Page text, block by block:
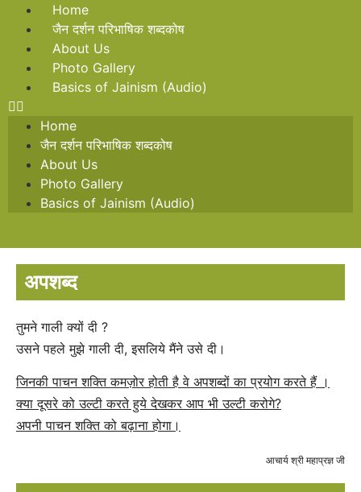
Home
जैन दर्शन परिभाषिक शब्दकोष
About Us
Photo Gallery
Basics of Jainism (Audio)
Home
जैन दर्शन परिभाषिक शब्दकोष
About Us
Photo Gallery
Basics of Jainism (Audio)
अपशब्द
तुमने गाली क्यों दी ?
उसने पहले मुझे गाली दी, इसलिये मैंने उसे दी।
जिनकी पाचन शक्ति कमज़ोरहोती है वे अपशब्दों का प्रयोग करते हैं ।
क्या दूसरे को उल्टी करते हुये देखकर आप भी उल्टी करोगे?
अपनी पाचन शक्ति को बढ़ाना होगा।
आचार्य श्री महाप्रज्ञ जी